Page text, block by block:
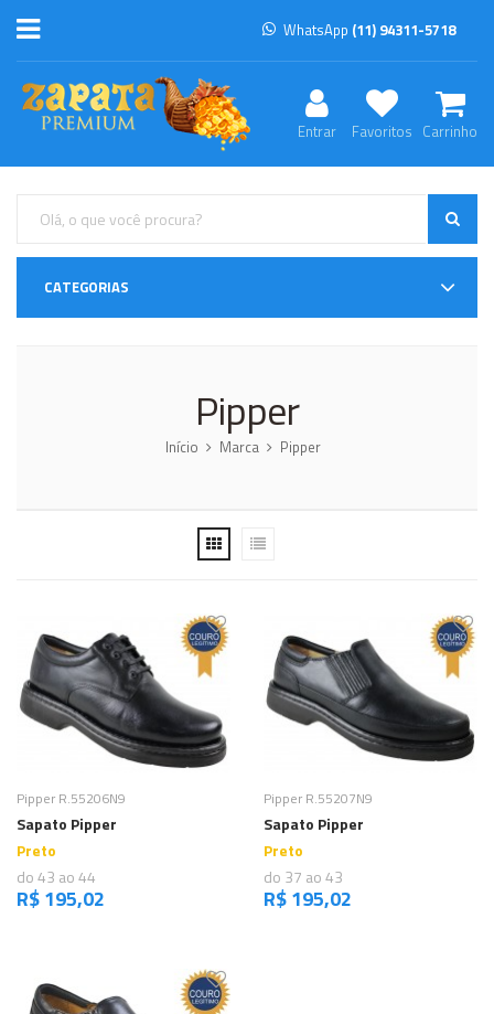
WhatsApp (11) 94311-5718
Entrar Favoritos Carrinho
CATEGORIAS
Pipper
Início Marca Pipper
Comprar
Pipper R.55206N9
Sapato Pipper
Preto
do 43 ao 44
R$ 195,02
Comprar
Pipper R.55207N9
Sapato Pipper
Preto
do 37 ao 43
R$ 195,02